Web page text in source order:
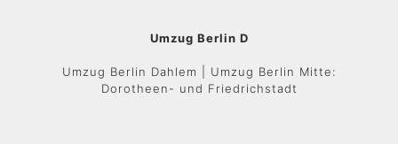
Umzug Berlin D
Umzug Berlin Dahlem | Umzug Berlin Mitte:
Dorotheen- und Friedrichstadt